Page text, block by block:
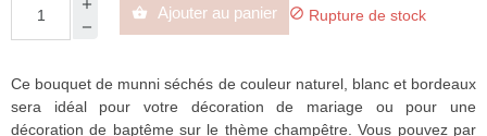
 Ajouter au panier  Rupture de stock
Ce bouquet de munni séchés de couleur naturel, blanc et bordeaux
sera idéal pour votre décoration de mariage ou pour une
décoration de baptême sur le thème champêtre. Vous pouvez par